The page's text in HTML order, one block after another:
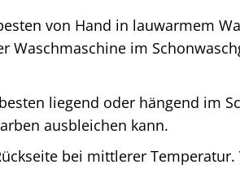
von Hand in lauwarmem
Waschmaschine im
liegend oder hängend im
ausbleichen kann.
bei mittlerer Temperatur.